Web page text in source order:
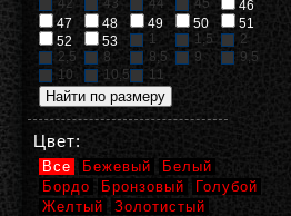
42
43 44 45
46
47
48 49 50
51
52
53 1 1,5
2
2,5
8 8,5 9
9,5
10
10,5 11
Цвет:
Все Бежевый
Белый
Бордо
Бронзовый
Голубой
Желтый
Золотистый